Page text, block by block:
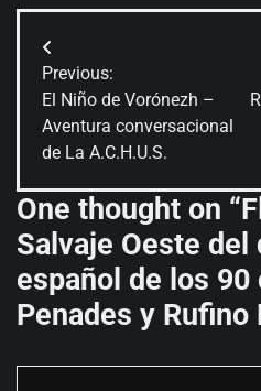
Navegación
de
entradas
Previous:
El Niño de Vorónezh –
Aventura conversacional
de La A.C.H.U.S.
One thought on “
Salvaje Oeste
español de los
Penades y Rufino